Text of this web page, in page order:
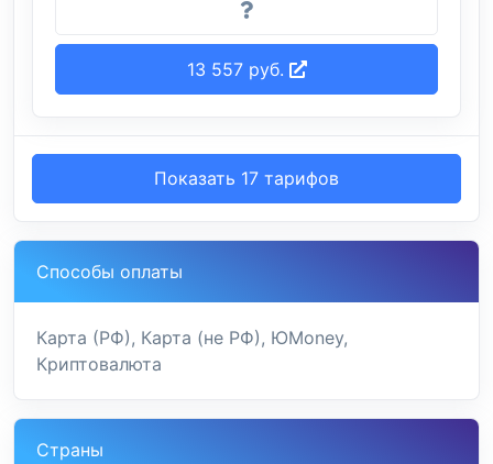
13 557 руб.
Показать 17 тарифов
Способы оплаты
Карта (РФ), Карта (не РФ), ЮMoney,
Криптовалюта
Страны